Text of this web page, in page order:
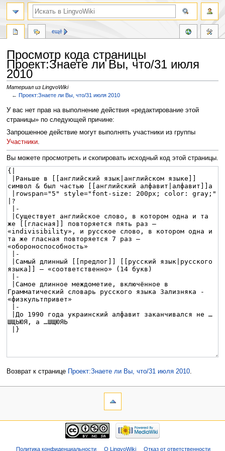
Просмотр кода страницы
Проект:Знаете ли Вы, что/31 июля
2010
Материал из LingvoWiki
←Проект:Знаете ли Вы, что/31 июля 2010
Перейти
к
навигации
Перейти
к
поиску
У вас нет прав на выполнение действия «редактирование этой
страницы» по следующей причине:
Запрошенное действие могут выполнять участники из группы
Участники.
Вы можете просмотреть и скопировать исходный код этой страницы.
Возврат к странице Проект:Знаете ли Вы, что/31 июля 2010.
ещё
Политика конфиденциальности О LingvoWiki Отказ от ответственности